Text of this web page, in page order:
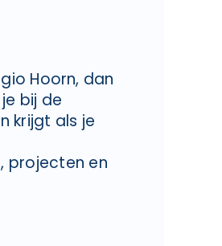
Hoorn, dan
bij de
krijgt als je
projecten en